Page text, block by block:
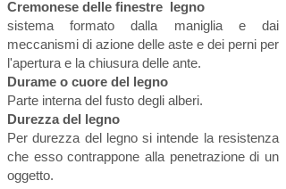
Cremonese delle finestre legno
sistema formato dalla maniglia e dai
meccanismi di azione delle aste e dei perni per
l'apertura e la chiusura delle ante.
Durame o cuore del legno
Parte interna del fusto degli alberi.
Durezza del legno
Per durezza del legno si intende la resistenza
che esso contrappone alla penetrazione di un
oggetto.